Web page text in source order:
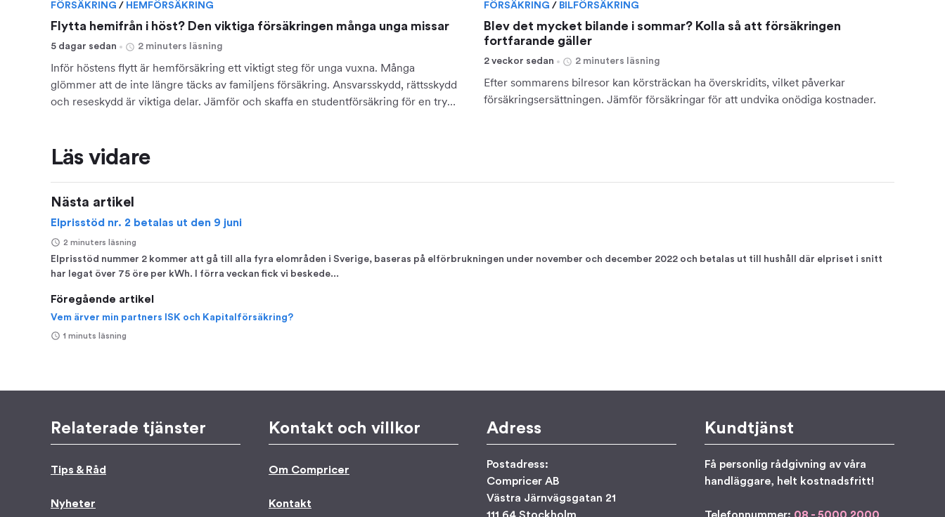
FÖRSÄKRING / HEMFÖRSÄKRING
Flytta hemifrån i höst? Den viktiga försäkringen många unga missar
5 dagar sedan 2 minuters läsning
Inför höstens flytt är hemförsäkring ett viktigt steg för unga vuxna. Många
glömmer att de inte längre täcks av familjens försäkring. Ansvarsskydd, rättsskydd
och reseskydd är viktiga delar. Jämför och skaffa en studentförsäkring för en trygg
FÖRSÄKRING / BILFÖRSÄKRING
Blev det mycket bilande i sommar? Kolla så att försäkringen
fortfarande gäller
2 veckor sedan 2 minuters läsning
Efter sommarens bilresor kan körsträckan ha överskridits, vilket påverkar
försäkringsersättningen. Jämför försäkringar för att undvika onödiga kostnader.
Läs vidare
Nästa artikel
Elprisstöd nr. 2 betalas ut den 9 juni
2 minuters läsning
Elprisstöd nummer 2 kommer att gå till alla fyra elområden i Sverige, baseras på elförbrukningen under november och december 2022 och betalas ut till hushåll där elpriset i snitt
har legat över 75 öre per kWh. I förra veckan fick vi beskede...
Föregående artikel
Vem ärver min partners ISK och Kapitalförsäkring?
1 minuts läsning
Relaterade tjänster
Tips & Råd
Nyheter
Kontakt och villkor
Om Compricer
Kontakt
Adress
Postadress:
Compricer AB
Västra Järnvägsgatan 21
Kundtjänst
Få personlig rådgivning av våra
handläggare, helt kostnadsfritt!